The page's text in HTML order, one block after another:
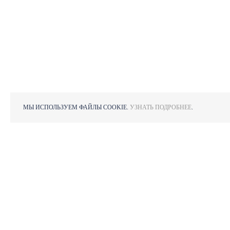
МЫ ИСПОЛЬЗУЕМ ФАЙЛЫ COOKIE. УЗНАТЬ ПОДРОБНЕЕ.